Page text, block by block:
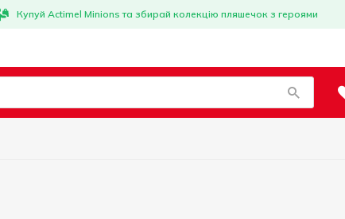
Купуй Actimel Minions та збирай колекцію пляшечок з героями